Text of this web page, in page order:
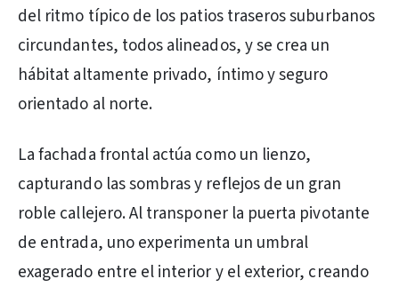
del ritmo típico de los patios traseros suburbanos
circundantes, todos alineados, y se crea un
hábitat altamente privado, íntimo y seguro
orientado al norte.
La fachada frontal actúa como un lienzo,
capturando las sombras y reflejos de un gran
roble callejero. Al transponer la puerta pivotante
de entrada, uno experimenta un umbral
exagerado entre el interior y el exterior, creando